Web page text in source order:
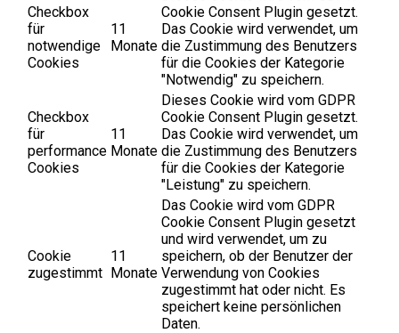
Checkbox
für
notwendige
Cookies
11
Monate
Cookie Consent Plugin gesetzt.
Das Cookie wird verwendet, um
die Zustimmung des Benutzers
für die Cookies der Kategorie
"Notwendig" zu speichern.
Checkbox
für
performance
Cookies
11
Monate
Dieses Cookie wird vom GDPR
Cookie Consent Plugin gesetzt.
Das Cookie wird verwendet, um
die Zustimmung des Benutzers
für die Cookies der Kategorie
"Leistung" zu speichern.
Cookie
zugestimmt
11
Monate
Das Cookie wird vom GDPR
Cookie Consent Plugin gesetzt
und wird verwendet, um zu
speichern, ob der Benutzer der
Verwendung von Cookies
zugestimmt hat oder nicht. Es
speichert keine persönlichen
Daten.